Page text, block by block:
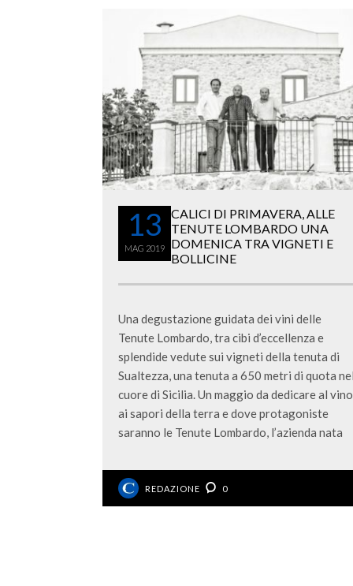
13
MAG 2019
CALICI DI PRIMAVERA, ALLE
TENUTE LOMBARDO UNA
DOMENICA TRA VIGNETI E
BOLLICINE
Una degustazione guidata dei vini delle
Tenute Lombardo, tra cibi d’eccellenza e
splendide vedute sui vigneti della tenuta di
Sualtezza, una tenuta a 650 metri di quota
cuore di Sicilia. Un maggio da dedicare al
ai sapori della terra e dove protagoniste
saranno le Tenute Lombardo, l’azienda nata
REDAZIONE 0